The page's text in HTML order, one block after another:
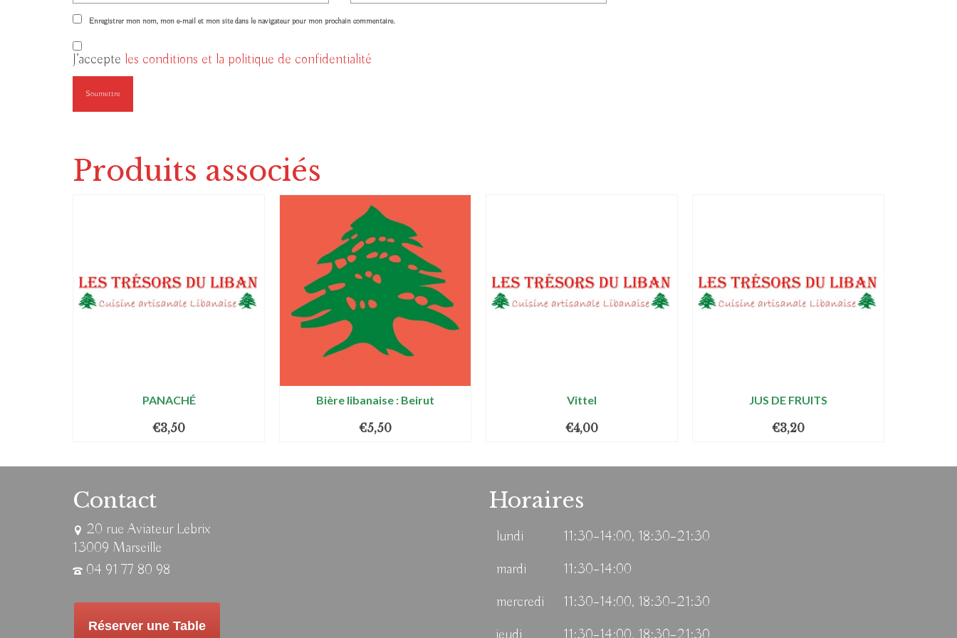
Enregistrer mon nom, mon e-mail et mon site dans le navigateur pour mon prochain commentaire.
J’accepte les conditions et la politique de confidentialité
Produits associés
PANACHÉ
€3,50
Bière libanaise : Beirut
€5,50
Vittel
€4,00
JUS DE FRUITS
€3,20
Contact
20 rue Aviateur Lebrix
13009 Marseille
04 91 77 80 98
Réserver une Table
Horaires
lundi
11:30–14:00, 18:30–21:30
mardi
11:30–14:00
mercredi
11:30–14:00, 18:30–21:30